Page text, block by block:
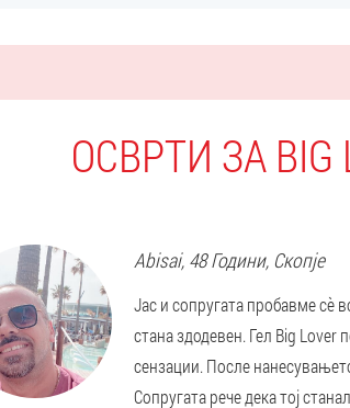
ОСВРТИ ЗА BIG
Abisai, 48 Години, Скопје
Јас и сопругата пробавме сè
стана здодевен. Гел Big
сензации. После
Сопругата рече дека тој